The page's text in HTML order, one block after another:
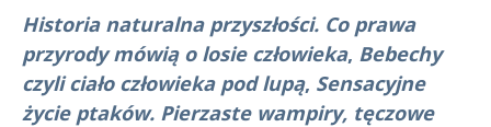
Historia naturalna przyszłości. Co prawa
przyrody mówią o losie człowieka, Bebechy
czyli ciało człowieka pod lupą, Sensacyjne
życie ptaków. Pierzaste wampiry, tęczowe